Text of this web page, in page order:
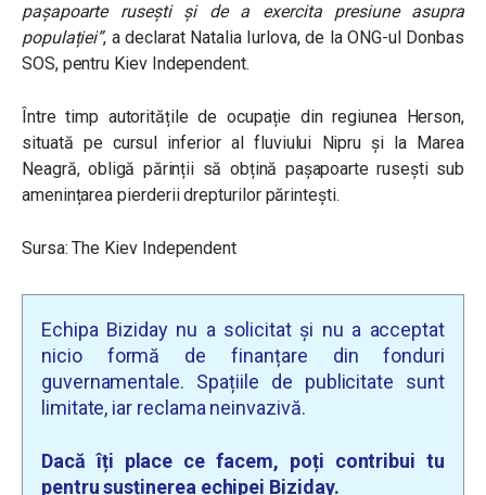
pașapoarte rusești și de a exercita presiune asupra
populației”, a declarat Natalia Iurlova, de la ONG-ul Donbas
SOS, pentru Kiev Independent.
Între timp autoritățile de ocupație din regiunea Herson,
situată pe cursul inferior al fluviului Nipru și la Marea
Neagră, obligă părinții să obțină pașapoarte rusești sub
amenințarea pierderii drepturilor părintești.
Sursa: The Kiev Independent
Echipa Biziday nu a solicitat și nu a acceptat
nicio formă de finanțare din fonduri
guvernamentale. Spațiile de publicitate sunt
limitate, iar reclama neinvazivă.
Dacă îți place ce facem, poți contribui tu
pentru susținerea echipei Biziday.